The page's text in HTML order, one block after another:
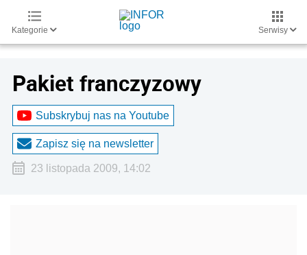
Kategorie Serwisy
Pakiet franczyzowy
Subskrybuj nas na Youtube
Zapisz się na newsletter
23 listopada 2009, 14:02